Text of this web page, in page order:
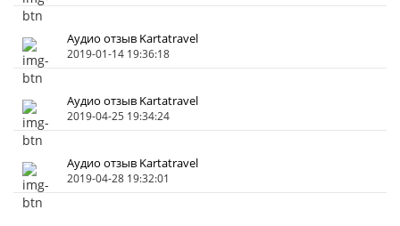
Аудио отзыв Kartatravel
2019-01-14 19:36:18
Аудио отзыв Kartatravel
2019-04-25 19:34:24
Аудио отзыв Kartatravel
2019-04-28 19:32:01